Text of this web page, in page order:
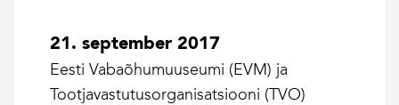
21. september 2017
Eesti Vabaõhumuuseumi (EVM) ja
Tootjavastutusorganisatsiooni (TVO)